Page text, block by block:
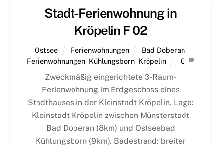
Stadt-Ferienwohnung in
Kröpelin F 02
Ostsee Ferienwohnungen Bad Doberan,
Ferienwohnungen, Kühlungsborn, Kröpelin 0
Zweckmäßig eingerichtete 3-Raum-
Ferienwohnung im Erdgeschoss eines
Stadthauses in der Kleinstadt Kröpelin. Lage:
Kleinstadt Kröpelin zwischen Münsterstadt
Bad Doberan (8km) und Ostseebad
Kühlungsborn (9km). Badestrand: breiter